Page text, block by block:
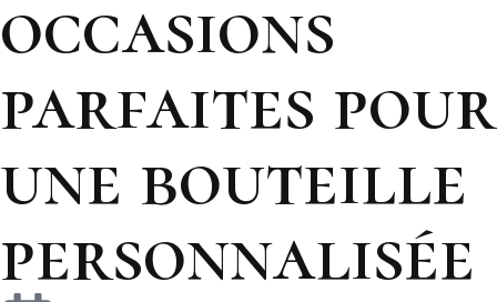
occasions
parfaites pour
une bouteille
personnalisée